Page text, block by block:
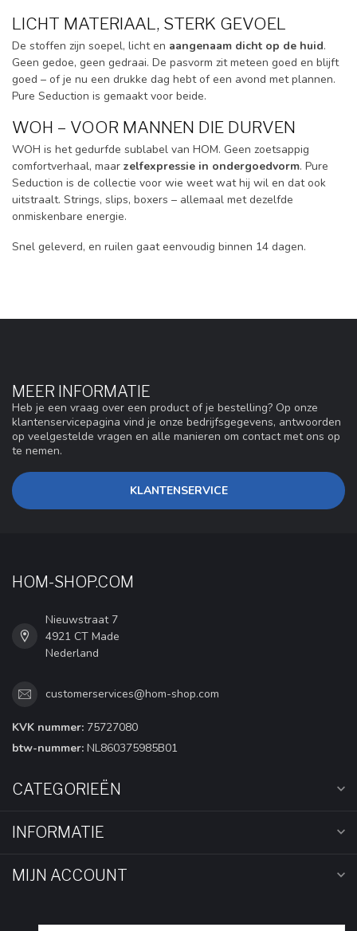
LICHT MATERIAAL, STERK GEVOEL
De stoffen zijn soepel, licht en aangenaam dicht op de huid.
Geen gedoe, geen gedraai. De pasvorm zit meteen goed en blijft
goed – of je nu een drukke dag hebt of een avond met plannen.
Pure Seduction is gemaakt voor beide.
WOH – VOOR MANNEN DIE DURVEN
WOH is het gedurfde sublabel van HOM. Geen zoetsappig
comfortverhaal, maar zelfexpressie in ondergoedvorm. Pure
Seduction is de collectie voor wie weet wat hij wil en dat ook
uitstraalt. Strings, slips, boxers – allemaal met dezelfde
onmiskenbare energie.
Snel geleverd, en ruilen gaat eenvoudig binnen 14 dagen.
MEER INFORMATIE
Heb je een vraag over een product of je bestelling? Op onze
klantenservicepagina vind je onze bedrijfsgegevens, antwoorden
op veelgestelde vragen en alle manieren om contact met ons op
te nemen.
KLANTENSERVICE
HOM-SHOP.COM
Nieuwstraat 7
4921 CT Made
Nederland
customerservices@hom-shop.com
KVK nummer: 75727080
btw-nummer: NL860375985B01
CATEGORIEËN
INFORMATIE
MIJN ACCOUNT